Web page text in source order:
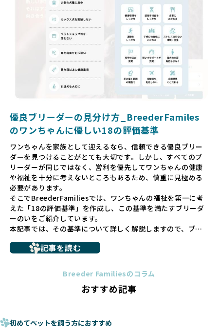
だからこそ、私たちは正しい情報と安心して選べる場所を提
供すべきだと考えています。BreederFamiliesでは、ワンち
ゃんを家族のように愛する「優良ブリーダー」のみを独自の
厳しい基準で厳選し、その評価基準や評価結果をオープンに
しています。これにより、消費者の皆様が安心して子犬やブ
リーダーを選べる環境を整えています。
そして、消費者の皆様が正しい情報をもとに優良ブリーダー
を求めることで、ワンちゃんを家族のように愛する優良ブリ
ーダーが増え、営利優先の「悪徳ブリーダー」が自然と淘汰
される社会を目指しています。目の前の子犬だけでなく、親
ゃんに優しい世界を築いていきたいと考えています。
長するための環境が十分に整っていない場合が多く、販売ま
での間に過密な環境や長距離移動のストレスを受けることが
少なくありません。このような環境は、健康リスクや社会性
の問題につながりやすく、ワンちゃんにとっても望ましいと
は言えません。
こうした背景から、BreederFamiliesはペットショップを介
さない直接販売を採用するとともに、ペットオークションや
ペットショップを利用するブリーダーの掲載も行ってしませ
ん。
ペットショップを避けた方がいい理由の詳細はこちら
法令レベルの最低基準にとどまっていることが問題です。こ
の法令レベルの基準はブリーディング環境の最低限を定める
ものに過ぎず、ワンちゃんの心身の福祉やブリーダーの責任
少なくなく、消費者にとって選択の判断が難しい現状があり
優良ブリーダーの見分け方_BreederFamiles
のワンちゃんに優しい18の評価基準
ワンちゃんを家族として迎えるなら、信頼できる優良ブリー
ダーを見つけることがとても大切です。しかし、すべてのブ
リーダーが同じではなく、営利を優先してワンちゃんの健康
や福祉を十分に考えないところもあるため、慎重に見極める
必要があります。
そこでBreederFamiliesでは、ワンちゃんの福祉を第一に考
えた「18の評価基準」を作成し、この基準を満たすブリーダ
ーのいをご紹介しています。
本記事では、その基準について詳しく解説しますので、ブリ
に断尾（しっぽを切る）や断耳（耳を切る）が行われている
これは痛みを伴う処置で、ワンちゃんの身体的な負担が大き
手段でもあるため、切断されることで他の犬や人間との意思
記事を読む
Breeder Familiesのコラム
おすすめ記事
初めてペットを飼う方におすすめ